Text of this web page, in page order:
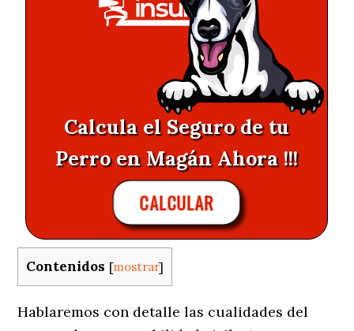
Calcula el Seguro de tu
Perro en Magán Ahora !!!
CALCULAR
Contenidos [mostrar]
Hablaremos con detalle las cualidades del